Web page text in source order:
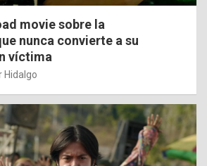
movie sobre la
nunca convierte a su
víctima
Hidalgo